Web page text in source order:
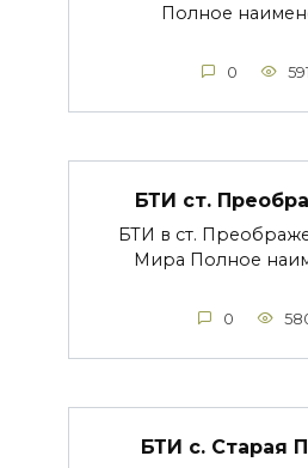
Полное
0 591
БТИ ст.
БТИ в ст.
Мира Полное
0
БТИ с. Старая